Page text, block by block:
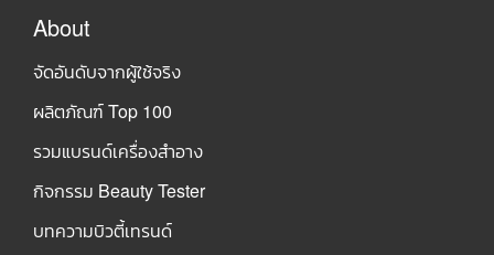
About
จัดอันดับจากผู้ใช้จริง
ผลิตภัณฑ์ Top 100
รวมแบรนด์เครื่องสำอาง
กิจกรรม Beauty Tester
บทความบิวตี้เทรนด์